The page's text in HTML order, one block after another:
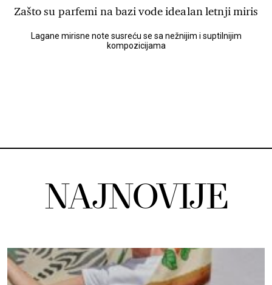
Zašto su parfemi na bazi vode idealan letnji miris
Lagane mirisne note susreću se sa nežnijim i suptilnijim
kompozicijama
NAJNOVIJE